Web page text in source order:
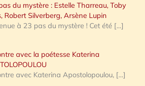
du mystère : Estelle Tharreau, Toby
Robert Silverberg, Arsène Lupin
à 23 pas du mystère ! Cet été […]
avec la poétesse Katerina
avec Katerina Apostolopoulou, […]